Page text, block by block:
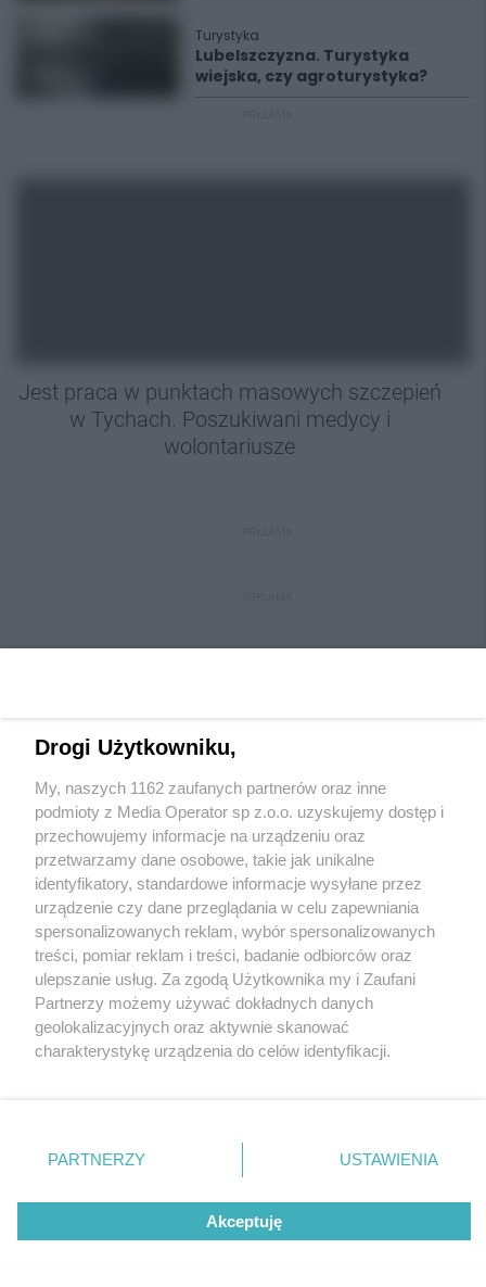
Turystyka
Lubelszczyzna. Turystyka
wiejska, czy agroturystyka?
Jest praca w punktach masowych szczepień
w Tychach. Poszukiwani medycy i
wolontariusze
Wydawca mediówlokalnych
Nie zapomnij
zapoznać się z:
polityką prywatności regulamin korzystania z portali
Twojemiasto
Piekary Śląskie
Chorzów
Tarnowskie Góry
Gliwice
Skontakuj sięz nami
Kontakt
Wydawca
Redakcja
Drogi Użytkowniku,
My, naszych 1162 zaufanych partnerów oraz inne
podmioty z Media Operator sp z.o.o. uzyskujemy dostęp i
przechowujemy informacje na urządzeniu oraz
przetwarzamy dane osobowe, takie jak unikalne
identyfikatory, standardowe informacje wysyłane przez
urządzenie czy dane przeglądania w celu zapewniania
spersonalizowanych reklam, wybór spersonalizowanych
treści, pomiar reklam i treści, badanie odbiorców oraz
ulepszanie usług. Za zgodą Użytkownika my i Zaufani
Partnerzy możemy używać dokładnych danych
geolokalizacyjnych oraz aktywnie skanować
charakterystykę urządzenia do celów identyfikacji.
zmienić/wycofać klikając przycisk ustawień prywatności
znajdujący się w lewym dolnym rogu strony
rodzaje przetwarzania danych nie wymagają zgody
użytkownika, ale masz prawo sprzeciwić się takiemu
przetwarzaniu. Preferencje będą miały zastosowania tylko
PARTNERZY USTAWIENIA
Akceptuję